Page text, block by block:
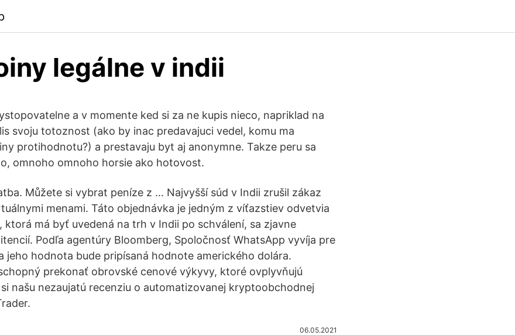
legálne v indii
a v momente ked si za ne kupis nieco, napriklad na
svoju totoznost (ako by inac predavajuci vedel, komu ma
protihodnotu?) a prestavaju byt aj anonymne. Takze peru sa
omnoho omnoho horsie ako hotovost.
Můžete si vybrat peníze z … Najvyšší súd v Indii zrušil zákaz
menami. Táto objednávka je jedným z víťazstiev odvetvia
ktorá má byť uvedená na trh v Indii po schválení, sa zjavne
Podľa agentúry Bloomberg, Spoločnosť WhatsApp vyvíja pre
jeho hodnota bude pripísaná hodnote amerického dolára.
prekonať obrovské cenové výkyvy, ktoré ovplyvňujú
našu nezaujatú recenziu o automatizovanej kryptoobchodnej
06.05.2021